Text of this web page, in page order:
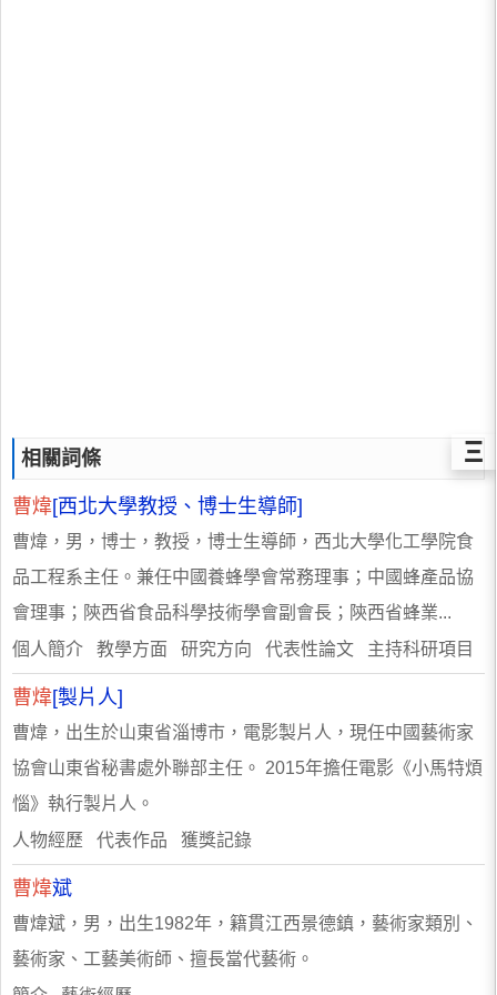
相關詞條
曹煒[西北大學教授、博士生導師]
曹煒，男，博士，教授，博士生導師，西北大學化工學院食
品工程系主任。兼任中國養蜂學會常務理事；中國蜂產品協
會理事；陝西省食品科學技術學會副會長；陝西省蜂業...
個人簡介 教學方面 研究方向 代表性論文 主持科研項目
曹煒[製片人]
曹煒，出生於山東省淄博市，電影製片人，現任中國藝術家
協會山東省秘書處外聯部主任。 2015年擔任電影《小馬特煩
惱》執行製片人。
人物經歷 代表作品 獲獎記錄
曹煒斌
曹煒斌，男，出生1982年，籍貫江西景德鎮，藝術家類別、
藝術家、工藝美術師、擅長當代藝術。
Ξ